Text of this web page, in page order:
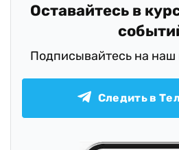
Оставайтесь в
Подписывайтесь на наш
Следить в